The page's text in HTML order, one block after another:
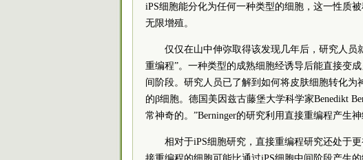
iPS细胞能分化为任何一种类型的细胞，这一性质
无限增殖。
仅仅在山中伸弥取得该发现几年后，研究人
重编程”。一种类型的成熟细胞经诱导后能直接变
间阶段。研究人员已了解到如何将皮肤细胞转化
的β细胞。德国美因兹古藤堡大学科学家Benedikt
常神奇的。”Berninger的研究利用直接重编程产生神
相对于iPS细胞研究，直接重编程研究还处于